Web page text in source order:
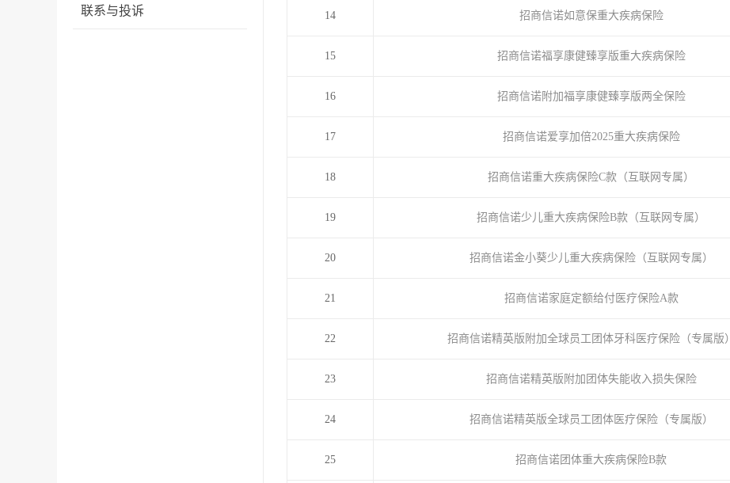
联系与投诉 14 招商信诺如意保重大疾病保险
15 招商信诺福享康健臻享版重大疾病保险
16 招商信诺附加福享康健臻享版两全保险
17 招商信诺爱享加倍2025重大疾病保险
18 招商信诺重大疾病保险C款（互联网专属）
19 招商信诺少儿重大疾病保险B款（互联网专属）
20 招商信诺金小葵少儿重大疾病保险（互联网专属）
21 招商信诺家庭定额给付医疗保险A款
22 招商信诺精英版附加全球员工团体牙科医疗保险（专属版）
23 招商信诺精英版附加团体失能收入损失保险
24 招商信诺精英版全球员工团体医疗保险（专属版）
25 招商信诺团体重大疾病保险B款